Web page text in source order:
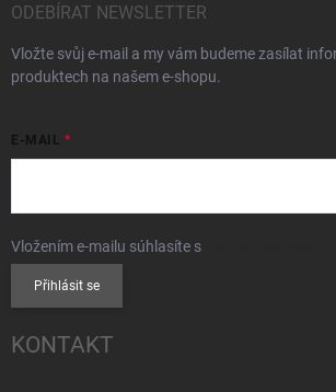
ODEBÍRAT NEWSLETTER
Vložte svůj e-mail a my vám budeme zasílat
produktech na našem e-shopu.
E-MAIL
Vložením e-mailu súhlasíte s
Přihlásit se
KONTAKT